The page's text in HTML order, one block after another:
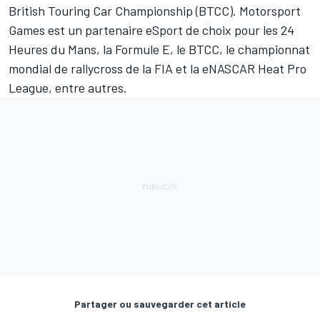
British Touring Car Championship (BTCC). Motorsport
Games est un partenaire eSport de choix pour les 24
Heures du Mans, la Formule E, le BTCC, le championnat
mondial de rallycross de la FIA et la eNASCAR Heat Pro
League, entre autres.
Partager ou sauvegarder cet article